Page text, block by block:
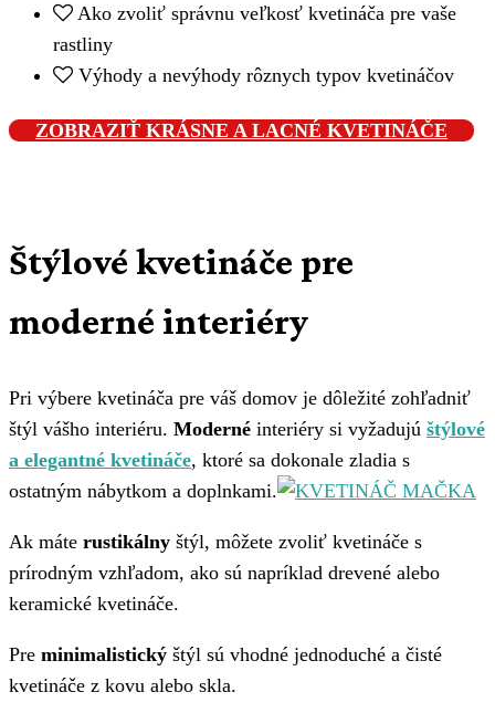
Ako zvoliť správnu veľkosť kvetináča pre vaše
rastliny
Výhody a nevýhody rôznych typov kvetináčov
ZOBRAZIŤ KRÁSNE A LACNÉ KVETINÁČE
Štýlové kvetináče pre
moderné interiéry
Pri výbere kvetináča pre váš domov je dôležité zohľadniť
štýl vášho interiéru. Moderné interiéry si vyžadujú štýlové
a elegantné kvetináče, ktoré sa dokonale zladia s
ostatným nábytkom a doplnkami.
Ak máte rustikálny štýl, môžete zvoliť kvetináče s
prírodným vzhľadom, ako sú napríklad drevené alebo
keramické kvetináče.
Pre minimalistický štýl sú vhodné jednoduché a čisté
kvetináče z kovu alebo skla.